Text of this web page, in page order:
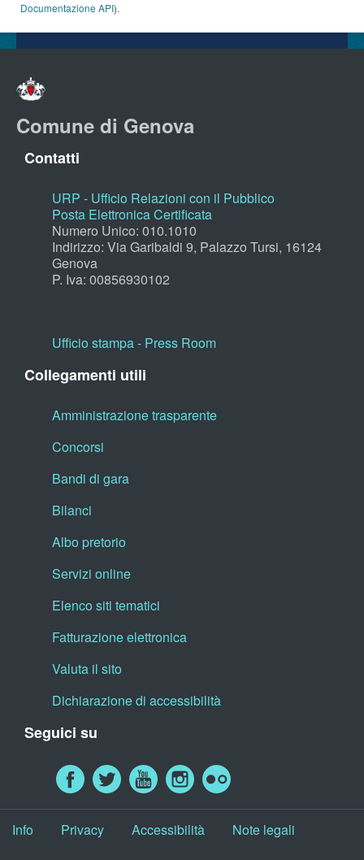
Documentazione API).
Comune di Genova
Contatti
URP - Ufficio Relazioni con il Pubblico
Posta Elettronica Certificata
Numero Unico: 010.1010
Indirizzo: Via Garibaldi 9, Palazzo Tursi, 16124
Genova
P. Iva: 00856930102
Ufficio stampa - Press Room
Collegamenti utili
Amministrazione trasparente
Concorsi
Bandi di gara
Bilanci
Albo pretorio
Servizi online
Elenco siti tematici
Fatturazione elettronica
Valuta il sito
Dichiarazione di accessibilità
Seguici su
Info Privacy Accessibilità Note legali